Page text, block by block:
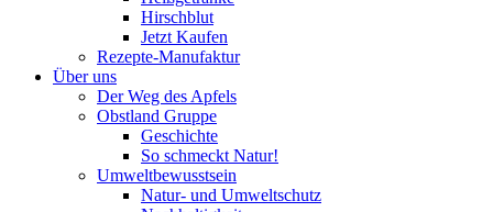
Hirschblut
Jetzt Kaufen
Rezepte-Manufaktur
Über uns
Der Weg des Apfels
Obstland Gruppe
Geschichte
So schmeckt Natur!
Umweltbewusstsein
Natur- und Umweltschutz